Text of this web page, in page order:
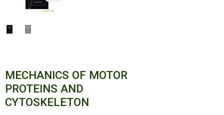
🔍
MECHANICS OF MOTOR
PROTEINS AND
CYTOSKELETON